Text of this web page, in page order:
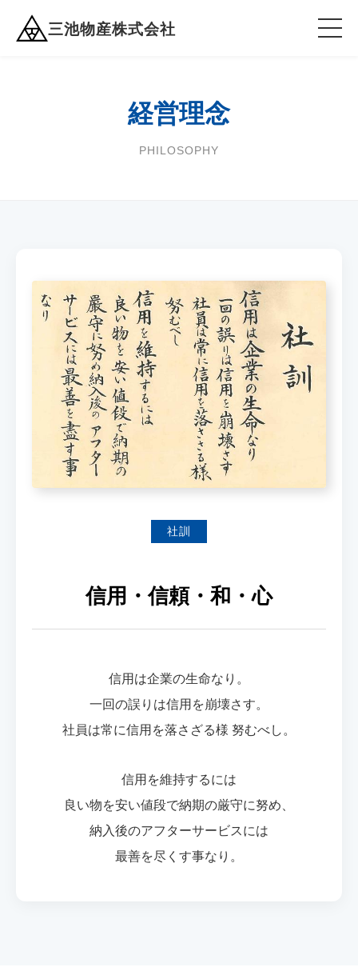
三池物産株式会社
経営理念
PHILOSOPHY
社訓
信用・信頼・和・心
信用は企業の生命なり。
一回の誤りは信用を崩壊さす。
社員は常に信用を落さざる様 努むべし。
信用を維持するには
良い物を安い値段で納期の厳守に努め、
納入後のアフターサービスには
最善を尽くす事なり。